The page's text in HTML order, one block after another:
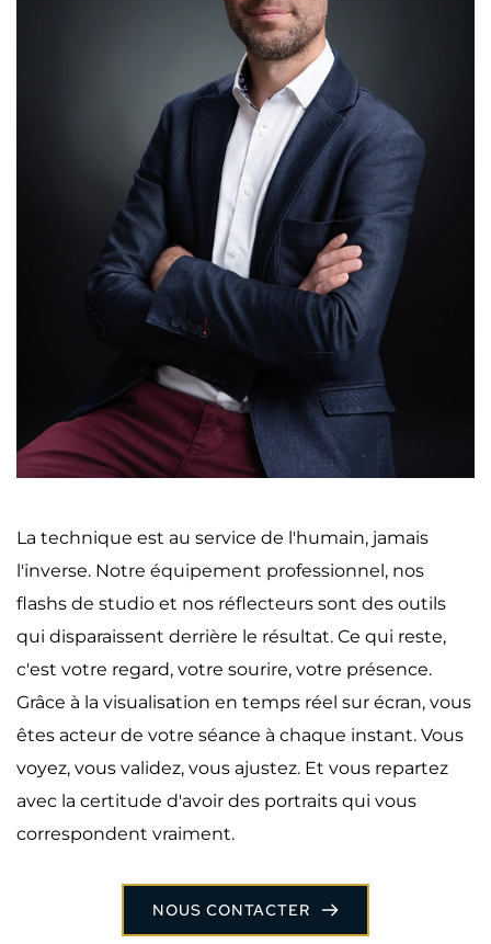
La technique est au service de l'humain, jamais
l'inverse. Notre équipement professionnel, nos
flashs de studio et nos réflecteurs sont des outils
qui disparaissent derrière le résultat. Ce qui reste,
c'est votre regard, votre sourire, votre présence.
Grâce à la visualisation en temps réel sur écran, vous
êtes acteur de votre séance à chaque instant. Vous
voyez, vous validez, vous ajustez. Et vous repartez
avec la certitude d'avoir des portraits qui vous
correspondent vraiment.
NOUS CONTACTER